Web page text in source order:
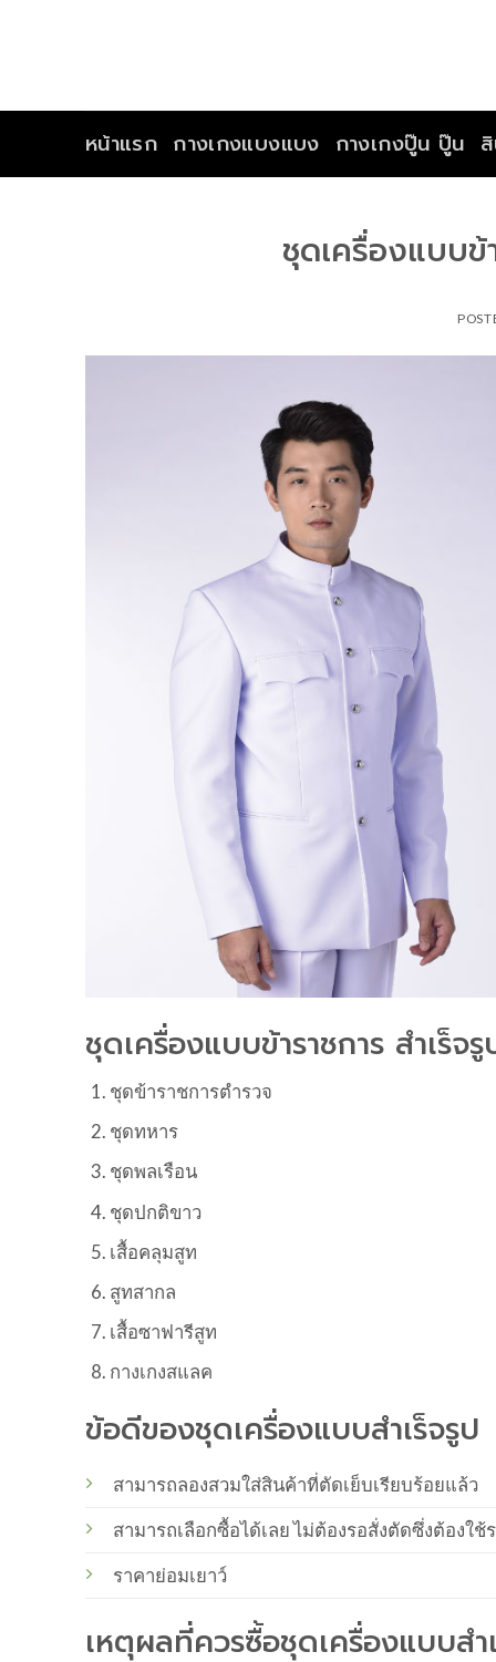
หน้าแรก กางเกงแบงแบง กางเกงปู๊น ปู๊น
ชุดเครื่องแบบข้
ชุดเครื่องแบบข้าราชการ สำเร็จรู
ชุดข้าราชการตำรวจ
ชุดทหาร
ชุดพลเรือน
ชุดปกติขาว
เสื้อคลุมสูท
สูทสากล
เสื้อซาฟารีสูท
กางเกงสแลค
ข้อดีของชุดเครื่องแบบสำเร็จรูป
สามารถลองสวมใส่สินค้าที่ตัดเย็บเรียบร้อยแล้ว
สามารถเลือกซื้อได้เลย ไม่ต้องรอสั่งตัดซึ่งต้องใช้
ราคาย่อมเยาว์
เหตุผลที่ควรซื้อชุดเครื่องแบบส